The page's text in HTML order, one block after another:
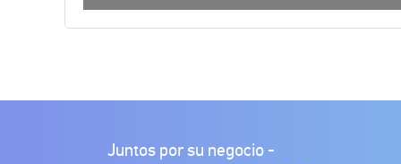
segundos
Juntos por su negocio -